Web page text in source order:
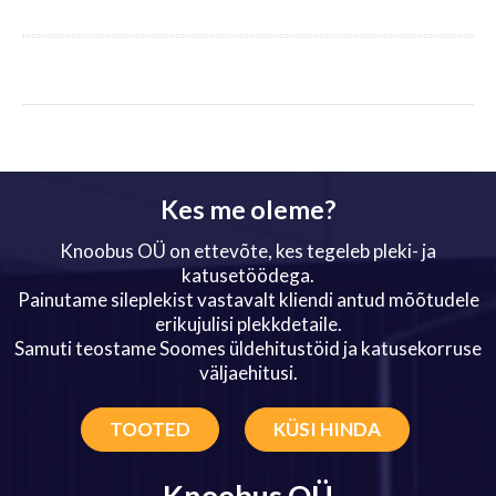
Kes me oleme?
Knoobus OÜ on ettevõte, kes tegeleb pleki- ja
katusetöödega.
Painutame sileplekist vastavalt kliendi antud mõõtudele
erikujulisi plekkdetaile.
Samuti teostame Soomes üldehitustöid ja katusekorruse
väljaehitusi.
TOOTED KÜSI HINDA